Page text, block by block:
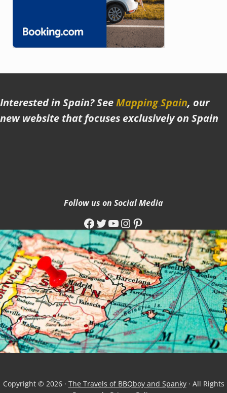
Interested in Spain? SeeMapping Spain, our
new website that focuses exclusively on Spain
Follow us on Social Media
Facebook
Twitter
YouTube
Instagram
Pinterest
Copyright © 2026 · The Travels of BBQboy and Spanky· All Rights